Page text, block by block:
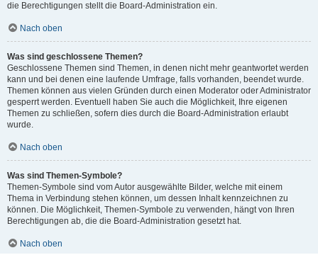
die Berechtigungen stellt die Board-Administration ein.
Nach oben
Was sind geschlossene Themen?
Geschlossene Themen sind Themen, in denen nicht mehr geantwortet werden
kann und bei denen eine laufende Umfrage, falls vorhanden, beendet wurde.
Themen können aus vielen Gründen durch einen Moderator oder Administrator
gesperrt werden. Eventuell haben Sie auch die Möglichkeit, Ihre eigenen
Themen zu schließen, sofern dies durch die Board-Administration erlaubt
wurde.
Nach oben
Was sind Themen-Symbole?
Themen-Symbole sind vom Autor ausgewählte Bilder, welche mit einem
Thema in Verbindung stehen können, um dessen Inhalt kennzeichnen zu
können. Die Möglichkeit, Themen-Symbole zu verwenden, hängt von Ihren
Berechtigungen ab, die die Board-Administration gesetzt hat.
Nach oben